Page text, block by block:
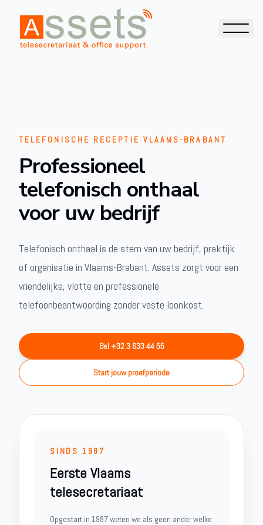
TELEFONISCHE RECEPTIE VLAAMS-BRABANT
Professioneel
telefonisch onthaal
voor uw bedrijf
Telefonisch onthaal is de stem van uw bedrijf, praktijk
of organisatie in Vlaams-Brabant. Assets zorgt voor een
vriendelijke, vlotte en professionele
telefoonbeantwoording zonder vaste loonkost.
Bel +32 3 633 44 55
Start jouw proefperiode
SINDS 1987
Eerste Vlaams
telesecretariaat
Opgestart in 1987 weten we als geen ander welke